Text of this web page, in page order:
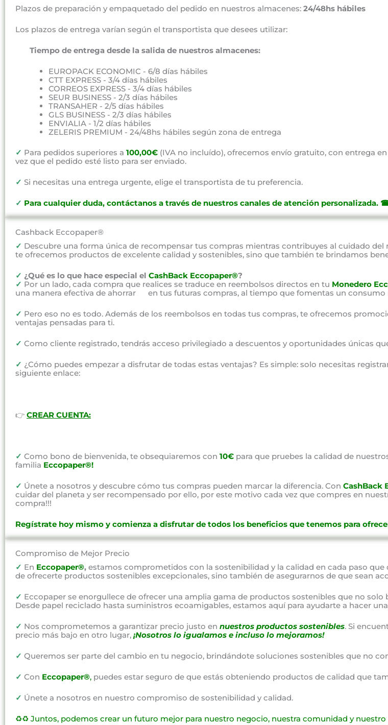
Plazos de preparación y empaquetado del pedido en nuestros almacenes: 24/48hs hábiles
Los plazos de entrega varían según el transportista que desees utilizar:
Tiempo de entrega desde la salida de nuestros almacenes:
EUROPACK ECONOMIC - 6/8 días hábiles
CTT EXPRESS - 3/4 días hábiles
CORREOS EXPRESS - 3/4 días hábiles
SEUR BUSINESS - 2/3 días hábiles
TRANSAHER - 2/5 días hábiles
GLS BUSINESS - 2/3 días hábiles
ENVIALIA - 1/2 días hábiles
ZELERIS PREMIUM - 24/48hs hábiles según zona de entrega
✓ Para pedidos superiores a 100,00€ (IVA no incluído), ofrecemos envío gratuito, con entrega
vez que el pedido esté listo para ser enviado.
✓ Si necesitas una entrega urgente, elige el transportista de tu preferencia.
✓ Para cualquier duda, contáctanos a través de nuestros canales de atención personalizada.
Cashback Eccopaper®
✓ Descubre una forma única de recompensar tus compras mientras contribuyes al cuidado
te ofrecemos productos de excelente calidad y sostenibles, sino que también te brindamos
✓ ¿Qué es lo que hace especial el CashBack Eccopaper®?
✓ Por un lado, cada compra que realices se traduce en reembolsos directos en tu Monedero
una manera efectiva de ahorrar en tus futuras compras, al tiempo que fomentas un consumo
✓ Pero eso no es todo. Además de los reembolsos en todas tus compras, te ofrecemos
ventajas pensadas para ti.
✓ Como cliente registrado, tendrás acceso privilegiado a descuentos y oportunidades únicas
✓ ¿Cómo puedes empezar a disfrutar de todas estas ventajas? Es simple: solo necesitas
siguiente enlace:
👉 CREAR CUENTA:
✓ Como bono de bienvenida, te obsequiaremos con 10€ para que pruebes la calidad de
familia Eccopaper®!
✓ Únete a nosotros y descubre cómo tus compras pueden marcar la diferencia. Con CashBack
cuidar del planeta y ser recompensado por ello, por este motivo cada vez que compres en
compra!!!
Regístrate hoy mismo y comienza a disfrutar de todos los beneficios que tenemos para
Compromiso de Mejor Precio
✓ En Eccopaper®, estamos comprometidos con la sostenibilidad y la calidad en cada paso que
de ofrecerte productos sostenibles excepcionales, sino también de asegurarnos de que sean
✓ Eccopaper se enorgullece de ofrecer una amplia gama de productos sostenibles que no
Desde papel reciclado hasta suministros ecoamigables, estamos aquí para ayudarte a hacer
✓ Nos comprometemos a garantizar precio justo en nuestros productos sostenibles. Si
precio más bajo en otro lugar, ¡Nosotros lo igualamos e incluso lo mejoramos!
✓ Queremos ser parte del cambio en tu negocio, brindándote soluciones sostenibles que no
✓ Con Eccopaper®, puedes estar seguro de que estás obteniendo productos de calidad que
✓ Únete a nosotros en nuestro compromiso de sostenibilidad y calidad.
♻️♻️ Juntos, podemos crear un futuro mejor para nuestro negocio, nuestra comunidad y